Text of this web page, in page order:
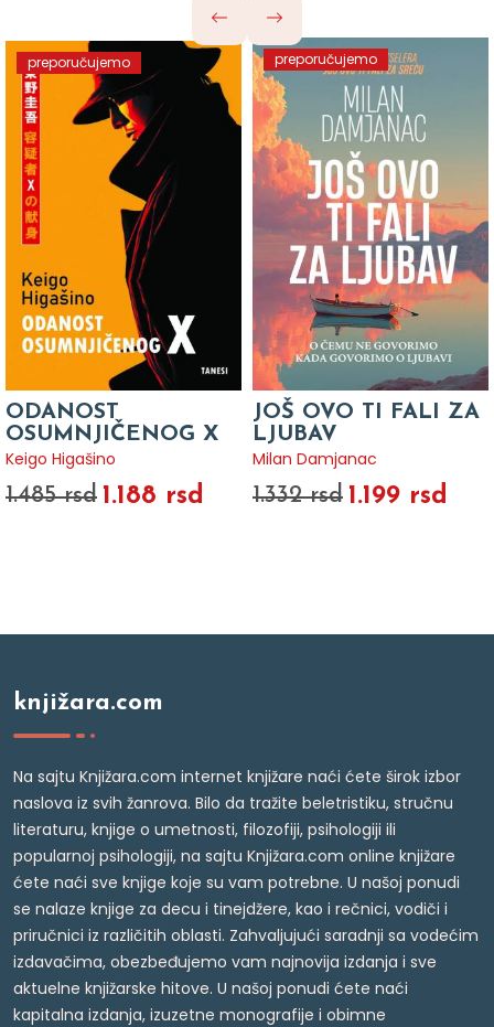
preporučujemo
ODANOST
OSUMNJIČENOG X
Keigo Higašino
1.485 rsd 1.188 rsd
preporučujemo
JOŠ OVO TI FALI ZA
LJUBAV
Milan Damjanac
1.332 rsd 1.199 rsd
knjižara.com
Na sajtu Knjižara.com internet knjižare naći ćete širok izbor
naslova iz svih žanrova. Bilo da tražite beletristiku, stručnu
literaturu, knjige o umetnosti, filozofiji, psihologiji ili
popularnoj psihologiji, na sajtu Knjižara.com online knjižare
ćete naći sve knjige koje su vam potrebne. U našoj ponudi
se nalaze knjige za decu i tinejdžere, kao i rečnici, vodiči i
priručnici iz različitih oblasti. Zahvaljujući saradnji sa vodećim
izdavačima, obezbeđujemo vam najnovija izdanja i sve
aktuelne knjižarske hitove. U našoj ponudi ćete naći
kapitalna izdanja, izuzetne monografije i obimne